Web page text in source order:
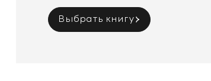
Выбрать книгу